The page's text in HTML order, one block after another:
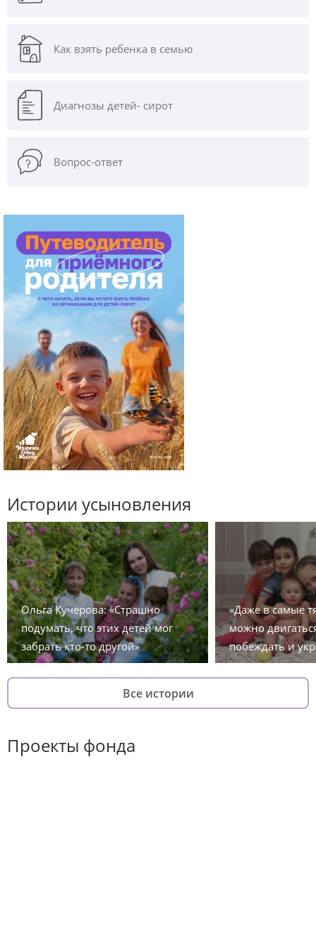
Как взять ребенка в семью
Диагнозы детей- сирот
Вопрос-ответ
Истории усыновления
Ольга Кучерова: «Страшно
подумать, что этих детей мог
забрать кто-то другой»
«Даже в самые
можно
побеждать и
Все истории
Проекты фонда